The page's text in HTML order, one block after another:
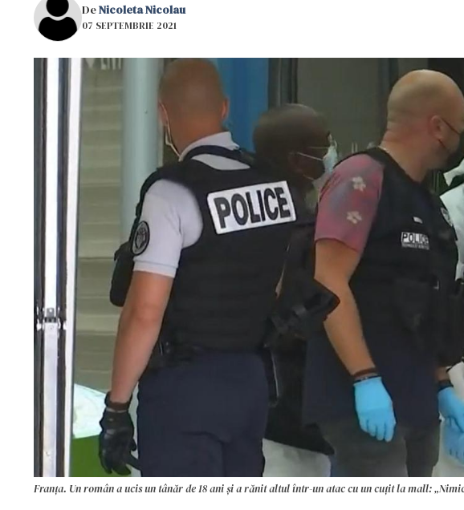
DeNicoleta Nicolau
07 SEPTEMBRIE 2021
Franța. Un român a ucis un tânăr de 18 ani și a rănit altul într-un atac cu un cuțit la mall: